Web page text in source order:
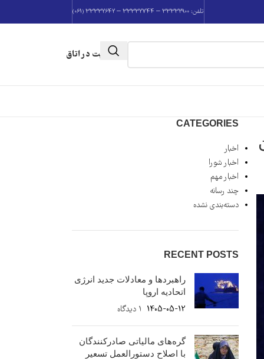
تلفن: 33332900 – 33332744 – 33332642 (061)
عضویت در اتاق
CATEGORIES
اخبار
اخبار شورا
اخبار مهم
چند رسانه
دسته‌بندی نشده
RECENT POSTS
راهبردها و معادلات جدید انرژی
اتحادیه اروپا
1405-05-12 ۱ دیدگاه
گره‌های مالیاتی صادرکنندگان
با اصلاح دستورالعمل تسعیر